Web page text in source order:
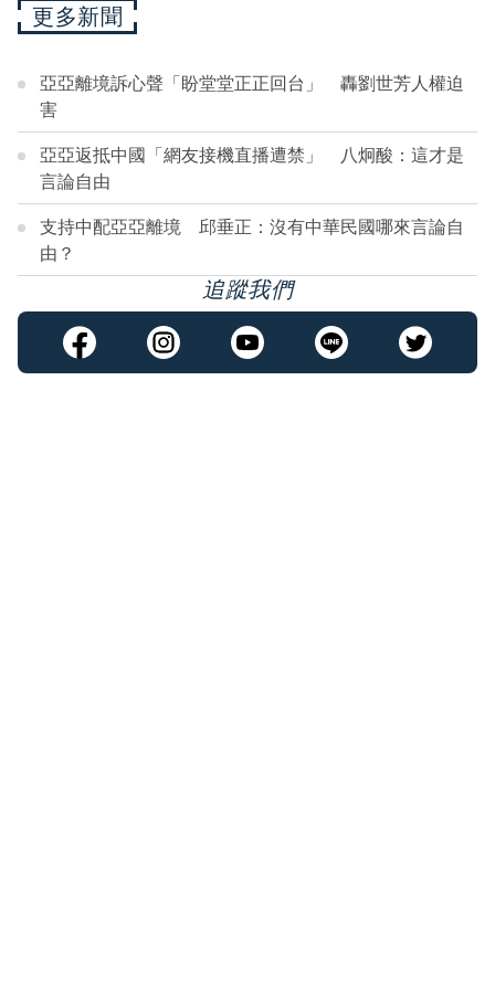
更多新聞
亞亞離境訴心聲「盼堂堂正正回台」 轟劉世芳人權迫
害
亞亞返抵中國「網友接機直播遭禁」 八炯酸：這才是
言論自由
支持中配亞亞離境 邱垂正：沒有中華民國哪來言論自
由？
追蹤我們